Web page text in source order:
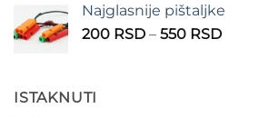
210 RSD
do
Najglasnije pištaljke
200 RSD – 550 RSDRaspon
ISTAKNUTI